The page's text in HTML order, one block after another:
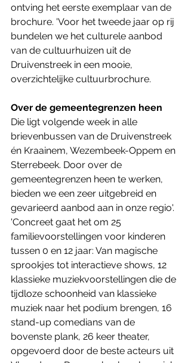
ontving het eerste exemplaar van de
brochure. 'Voor het tweede jaar op rij
bundelen we het culturele aanbod
van de cultuurhuizen uit de
Druivenstreek in een mooie,
overzichtelijke cultuurbrochure.
Over de gemeentegrenzen heen
Die ligt volgende week in alle
brievenbussen van de Druivenstreek
én Kraainem, Wezembeek-Oppem en
Sterrebeek. Door over de
gemeentegrenzen heen te werken,
bieden we een zeer uitgebreid en
gevarieerd aanbod aan in onze regio'.
'Concreet gaat het om 25
familievoorstellingen voor kinderen
tussen 0 en 12 jaar: Van magische
sprookjes tot interactieve shows, 12
klassieke muziekvoorstellingen die de
tijdloze schoonheid van klassieke
muziek naar het podium brengen, 16
stand-up comedians van de
bovenste plank, 26 keer theater,
opgevoerd door de beste acteurs uit